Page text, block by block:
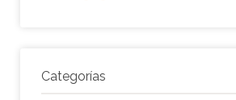
Categorías